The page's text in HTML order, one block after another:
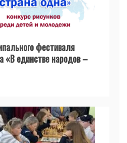
фестиваля
«В единстве народов –